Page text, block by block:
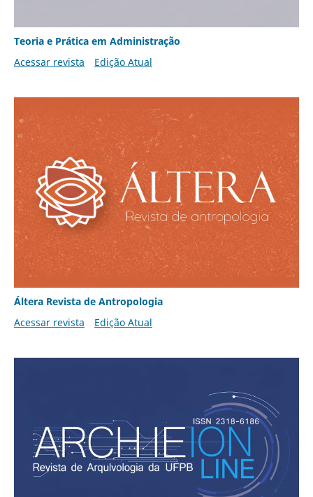
Teoria e Prática em Administração
Acessar revista
Edição Atual
Áltera Revista de Antropologia
Acessar revista
Edição Atual